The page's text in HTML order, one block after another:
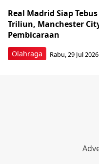
Olahraga
Real Madrid Siap
Triliun, Manchester
Pembicaraan
Rabu, 29 Jul